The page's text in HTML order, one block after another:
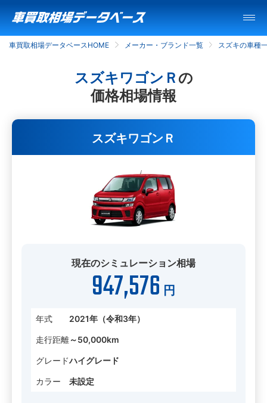
車買取相場データベースHOME メーカー・ブランド一覧 スズキの車種
スズキワゴンＲ の
価格相場情報
スズキワゴンＲ
現在のシミュレーション相場
947,576 円
年式 2021年（令和3年）
走行距離～50,000km
グレードハイグレード
カラー 未設定